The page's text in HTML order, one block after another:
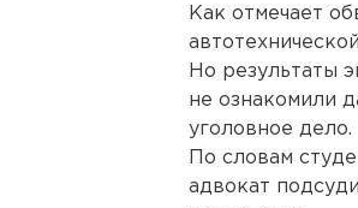
Как отмечает
Но результаты
не ознакомили
уголовное дело.
По словам
адвокат